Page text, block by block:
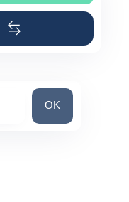
Pretražite državu
OK